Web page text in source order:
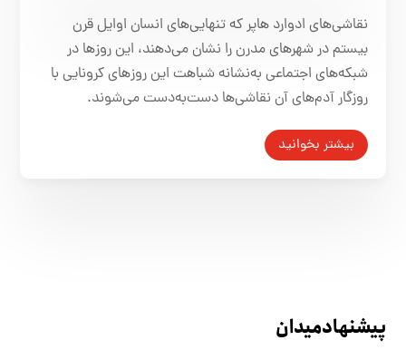
نقاشی‌های ادوارد هاپر که تنهایی‌های انسان اوایل قرن
بیستم در شهرهای مدرن را نشان می‌دهند، این روزها در
شبکه‌های اجتماعی به‌نشانه شباهت این روزهای کرونایی با
روزگار آدم‌های آن‌ نقاشی‌ها دست‌به‌دست می‌شوند.
بیشتر بخوانید
پیشنهاد میدان